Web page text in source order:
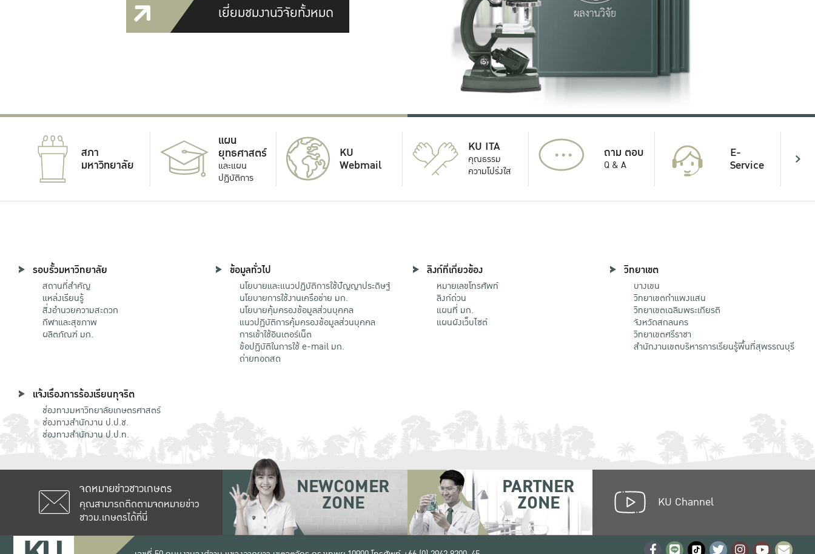
เยี่ยมชมงานวิจัยทั้งหมด
สภา
มหาวิทยาลัย
แผน
ยุทธศาสตร์
และแผน
ปฏิบัติการ
KU
Webmail
KU ITA
คุณธรรม
ความโปร่งใส
... ถาม ตอบ
Q & A
E-
Service
รอบรั้วมหาวิทยาลัย
สถานที่สำคัญ
แหล่งเรียนรู้
สิ่งอำนวยความสะดวก
กีฬาและสุขภาพ
ผลิตภัณฑ์ มก.
ข้อมูลทั่วไป
นโยบายและแนวปฏิบัติการใช้ปัญญาประดิษฐ์
นโยบายการใช้งานเครือข่าย มก.
นโยบายคุ้มครองข้อมูลส่วนบุคคล
แนวปฏิบัติการคุ้มครองข้อมูลส่วนบุคคล
การเข้าใช้อินเตอร์เน็ต
ข้อปฏิบัติในการใช้ e-mail มก.
ถ่ายทอดสด
ลิงก์ที่เกี่ยวข้อง
หมายเลขโทรศัพท์
ลิงก์ด่วน
แผนที่ มก.
แผนผังเว็บไซต์
วิทยาเขต
บางเขน
วิทยาเขตกําแพงแสน
วิทยาเขตเฉลิมพระเกียรติ
จังหวัดสกลนคร
วิทยาเขตศรีราชา
สำนักงานเขตบริหารการเรียนรู้พื้นที่สุพรรณบุรี
แจ้งเรื่องการร้องเรียนทุจริต
ช่องทางมหาวิทยาลัยเกษตรศาสตร์
ช่องทางสำนักงาน ป.ป.ช.
ช่องทางสำนักงาน ป.ป.ท.
จดหมายข่าวชาวเกษตร
คุณสามารถติดตามจดหมายข่าว
ชาวม.เกษตรได้ที่นี่
NEWCOMER
ZONE
PARTNER
ZONE KU Channel